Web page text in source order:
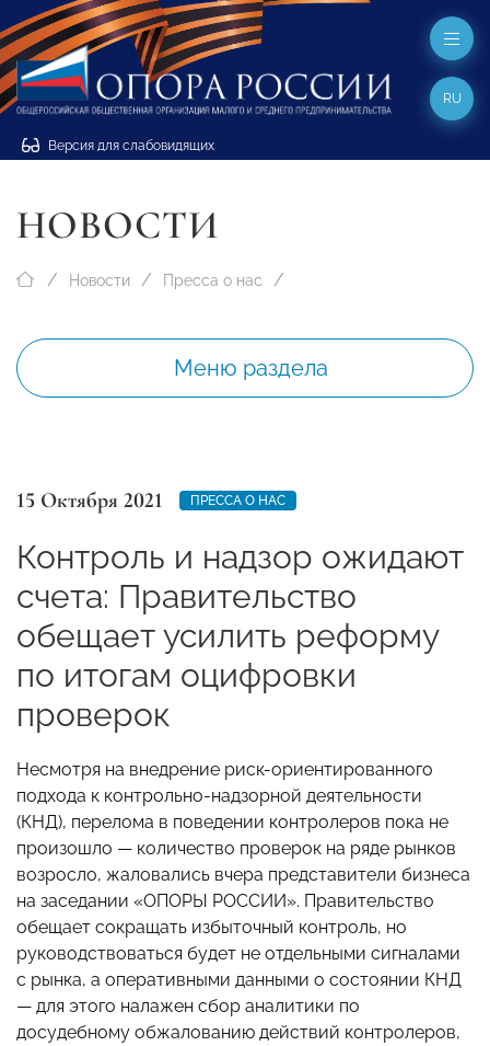
Версия для слабовидящих
RU
НОВОСТИ
Новости Пресса о нас
Меню раздела
15 Октября 2021 ПРЕССА О НАС
Контроль и надзор ожидают
счета: Правительство
обещает усилить реформу
по итогам оцифровки
проверок
Несмотря на внедрение риск-ориентированного
подхода к контрольно-надзорной деятельности
(КНД), перелома в поведении контролеров пока не
произошло — количество проверок на ряде рынков
возросло, жаловались вчера представители бизнеса
на заседании «ОПОРЫ РОССИИ». Правительство
обещает сокращать избыточный контроль, но
руководствоваться будет не отдельными сигналами
с рынка, а оперативными данными о состоянии КНД
— для этого налажен сбор аналитики по
досудебному обжалованию действий контролеров,